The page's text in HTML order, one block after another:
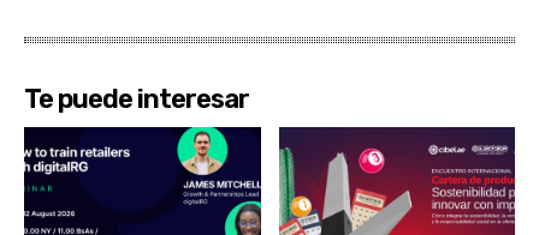
Te puede interesar